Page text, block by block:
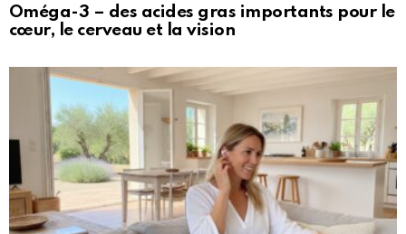
Oméga-3 – des acides gras importants pour le
cœur, le cerveau et la vision